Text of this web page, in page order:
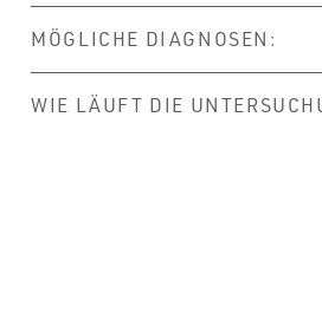
MÖGLICHE DIAGNOSEN:
WIE LÄUFT DIE